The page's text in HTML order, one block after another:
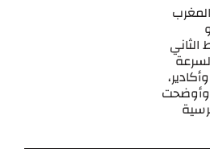
أكادير 24. وأوضحت